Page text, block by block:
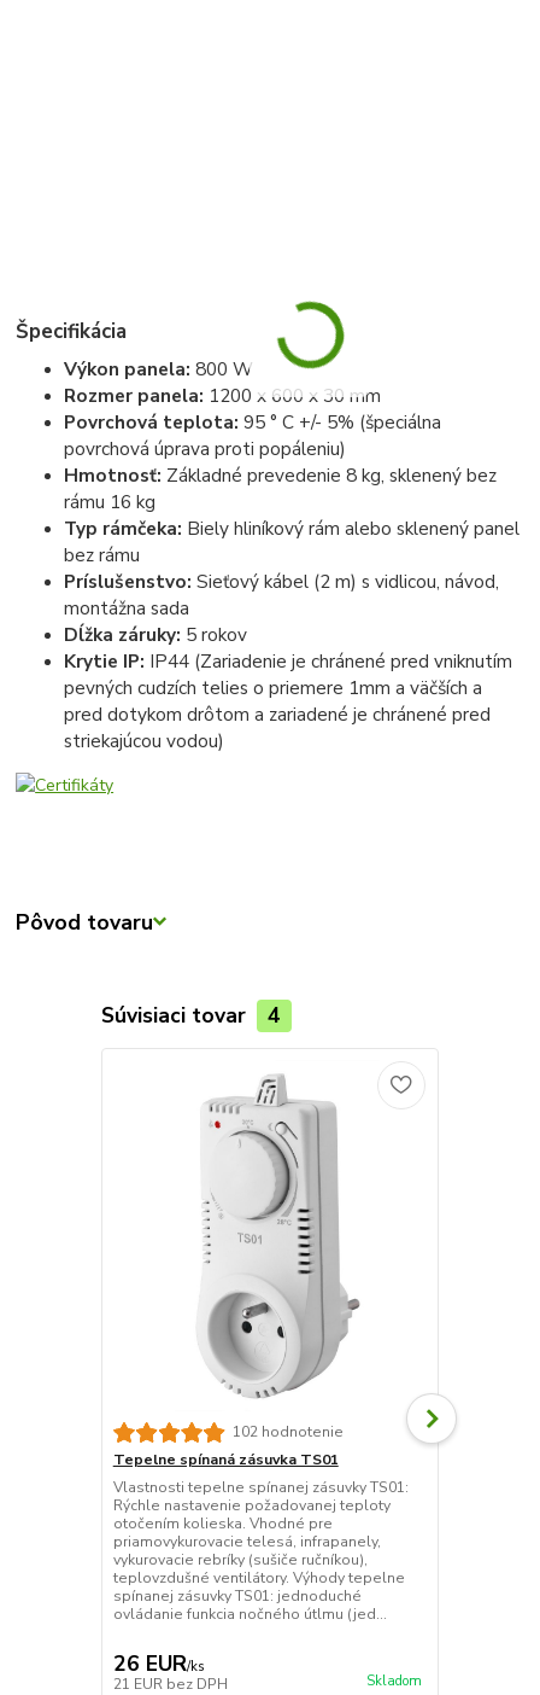
Špecifikácia
Výkon panela:800 W
Rozmer panela: 1200 x 600 x 30 mm
Povrchová teplota: 95 ° C +/- 5% (špeciálna
povrchová úprava proti popáleniu)
Hmotnosť: Základné prevedenie 8 kg, sklenený bez
rámu 16 kg
Typ rámčeka: Biely hliníkový rám alebo sklenený panel
bez rámu
Príslušenstvo: Sieťový kábel (2 m) s vidlicou, návod,
montážna sada
Dĺžka záruky: 5 rokov
Krytie IP: IP44 (Zariadenie je chránené pred vniknutím
pevných cudzích telies o priemere 1mm a väčších a
pred dotykom drôtom a zariadené je chránené pred
striekajúcou vodou)
Pôvod tovaru
Súvisiaci tovar 4
102 hodnotenie
Tepelne spínaná zásuvka TS01
Vlastnosti tepelne spínanej zásuvky TS01:
Rýchle nastavenie požadovanej teploty
otočením kolieska. Vhodné pre
priamovykurovacie telesá, infrapanely,
vykurovacie rebríky (sušiče ručníkou),
teplovzdušné ventilátory. Výhody tepelne
spínanej zásuvky TS01: jednoduché
ovládanie funkcia nočného útlmu (jed...
26 EUR/ks
21 EUR bez DPH Skladom